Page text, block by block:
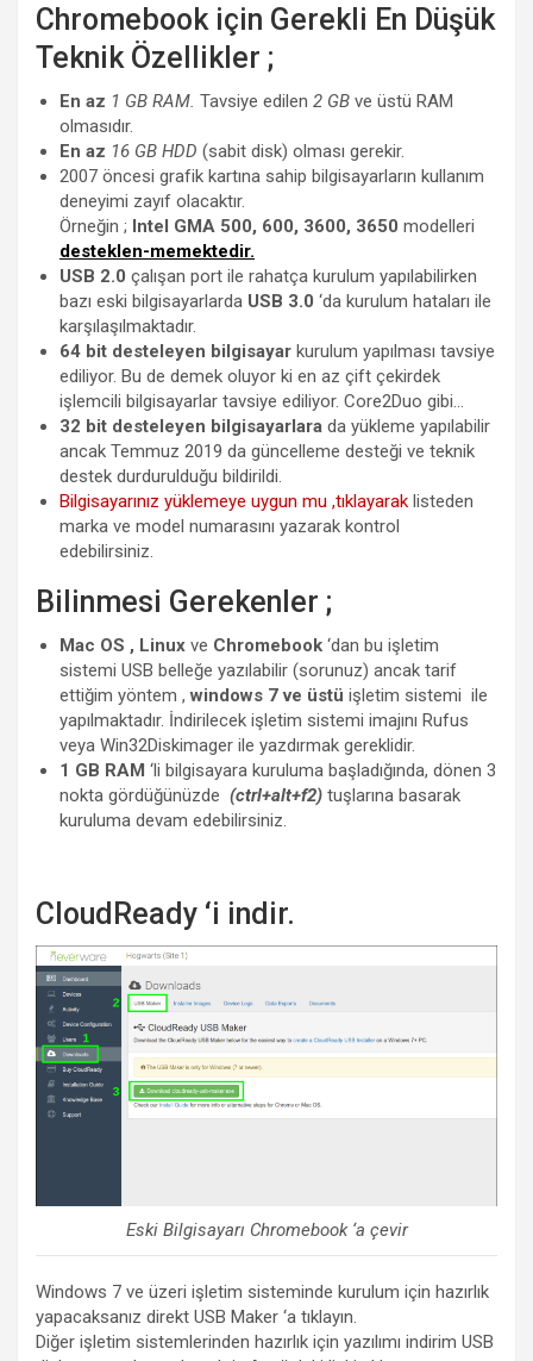
Chromebook için Gerekli En Düşük
Teknik Özellikler ;
En az 1 GB RAM. Tavsiye edilen 2 GB ve üstü RAM
olmasıdır.
En az 16 GB HDD (sabit disk) olması gerekir.
2007 öncesi grafik kartına sahip bilgisayarların kullanım
deneyimi zayıf olacaktır.
Örneğin ; Intel GMA 500, 600, 3600, 3650 modelleri
desteklen-memektedir.
USB 2.0 çalışan port ile rahatça kurulum yapılabilirken
bazı eski bilgisayarlarda USB 3.0 ‘da kurulum hataları ile
karşılaşılmaktadır.
64 bit desteleyen bilgisayar kurulum yapılması tavsiye
ediliyor. Bu de demek oluyor ki en az çift çekirdek
işlemcili bilgisayarlar tavsiye ediliyor. Core2Duo gibi…
32 bit desteleyen bilgisayarlara da yükleme yapılabilir
ancak Temmuz 2019 da güncelleme desteği ve teknik
destek durdurulduğu bildirildi.
Bilgisayarınız yüklemeye uygun mu ,tıklayarak listeden
marka ve model numarasını yazarak kontrol
edebilirsiniz.
Bilinmesi Gerekenler ;
Mac OS , Linux ve Chromebook ‘dan bu işletim
sistemi USB belleğe yazılabilir (sorunuz) ancak tarif
ettiğim yöntem ,windows 7 ve üstü işletim sistemi ile
yapılmaktadır. İndirilecek işletim sistemi imajını Rufus
veya Win32Diskimager ile yazdırmak gereklidir.
1 GB RAM ‘li bilgisayara kuruluma başladığında, dönen 3
nokta gördüğünüzde (ctrl+alt+f2) tuşlarına basarak
kuruluma devam edebilirsiniz.
CloudReady ‘i indir.
Eski Bilgisayarı Chromebook ‘a çevir
Windows 7 ve üzeri işletim sisteminde kurulum için hazırlık
yapacaksanız direkt USB Maker ‘a tıklayın.
Diğer işletim sistemlerinden hazırlık için yazılımı indirim USB